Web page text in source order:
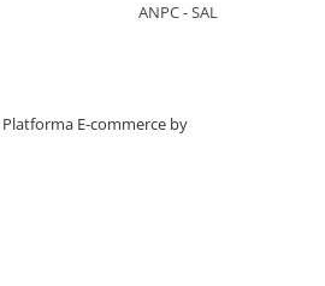
ANPC - SAL
Platforma E-commerce by